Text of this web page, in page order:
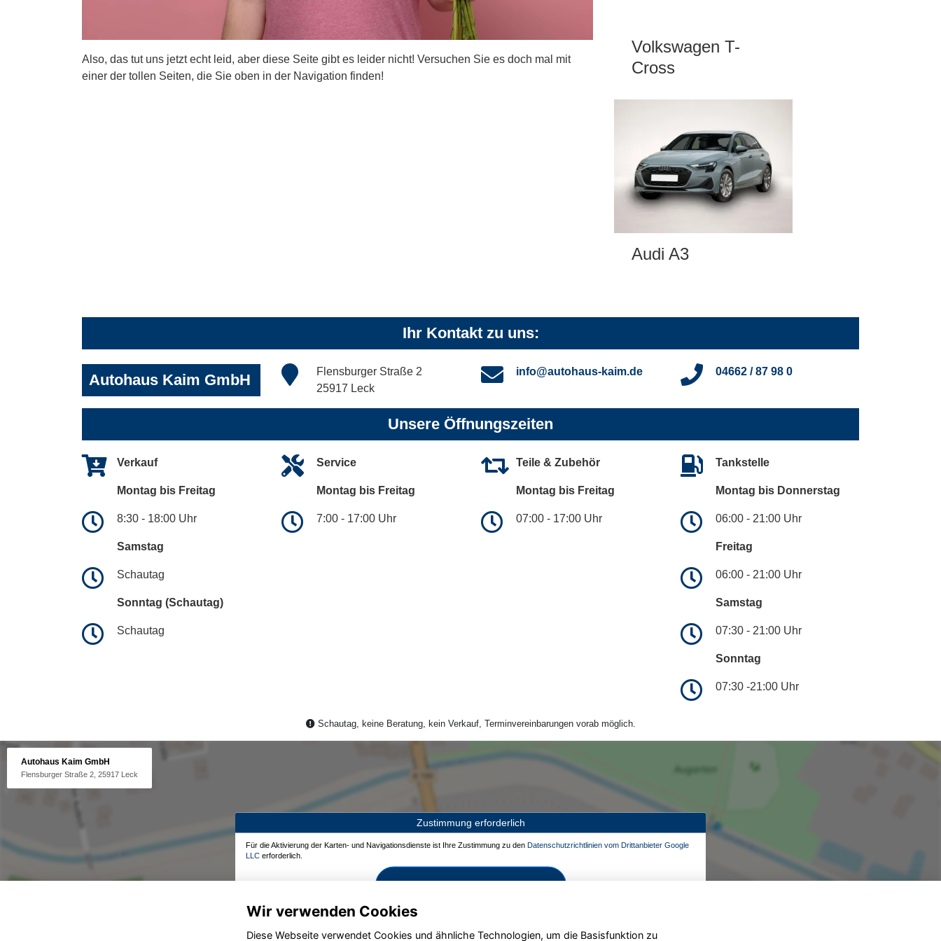
Also, das tut uns jetzt echt leid, aber diese Seite gibt es leider nicht! Versuchen Sie es doch mal mit
einer der tollen Seiten, die Sie oben in der Navigation finden!
Volkswagen T-
Cross
Audi A3
Ihr Kontakt zu uns:
Autohaus Kaim GmbH
Flensburger Straße 2
25917 Leck
info@autohaus-kaim.de 04662 / 87 98 0
Unsere Öffnungszeiten
Verkauf
Montag bis Freitag
8:30 - 18:00 Uhr
Samstag
Schautag
Sonntag (Schautag)
Schautag
Service
Montag bis Freitag
7:00 - 17:00 Uhr
Teile & Zubehör
Montag bis Freitag
07:00 - 17:00 Uhr
Tankstelle
Montag bis Donnerstag
06:00 - 21:00 Uhr
Freitag
06:00 - 21:00 Uhr
Samstag
07:30 - 21:00 Uhr
Sonntag
07:30 -21:00 Uhr
Schautag, keine Beratung, kein Verkauf, Terminvereinbarungen vorab möglich.
Autohaus Kaim GmbH
Flensburger Straße 2, 25917 Leck
Zustimmung erforderlich
Für die Aktivierung der Karten- und Navigationsdienste ist Ihre Zustimmung zu den Datenschutzrichtlinien vom Drittanbieter Google
LLC erforderlich.
Zustimmen und aktivieren
Wir verwenden Cookies
Diese Webseite verwendet Cookies und ähnliche Technologien, um die Basisfunktion zu